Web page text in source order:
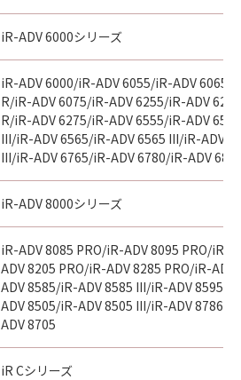
iR-ADV 6000シリーズ
iR-ADV 6000/iR-ADV 6055/iR-ADV 6065/
R/iR-ADV 6075/iR-ADV 6255/iR-ADV
R/iR-ADV 6275/iR-ADV 6555/iR-ADV
III/iR-ADV 6565/iR-ADV 6565 III/iR-ADV
III/iR-ADV 6765/iR-ADV 6780/iR-ADV
iR-ADV 8000シリーズ
iR-ADV 8085 PRO/iR-ADV 8095 PRO/iR-
ADV 8205 PRO/iR-ADV 8285 PRO/iR-
ADV 8585/iR-ADV 8585 III/iR-ADV 8595/
ADV 8505/iR-ADV 8505 III/iR-ADV 8786/
ADV 8705
iR Cシリーズ